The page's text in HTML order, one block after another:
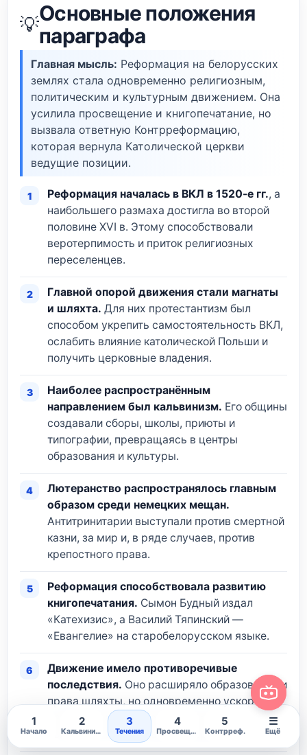
💡Основные положения
параграфа
Главная мысль: Реформация на белорусских
землях стала одновременно религиозным,
политическим и культурным движением. Она
усилила просвещение и книгопечатание, но
вызвала ответную Контрреформацию,
которая вернула Католической церкви
ведущие позиции.
Реформация началась в ВКЛ в 1520-е гг., а
наибольшего размаха достигла во второй
половине XVI в. Этому способствовали
веротерпимость и приток религиозных
переселенцев.
Главной опорой движения стали магнаты
и шляхта. Для них протестантизм был
способом укрепить самостоятельность ВКЛ,
ослабить влияние католической Польши и
получить церковные владения.
Наиболее распространённым
направлением был кальвинизм. Его общины
создавали сборы, школы, приюты и
типографии, превращаясь в центры
образования и культуры.
Лютеранство распространялось главным
образом среди немецких мещан.
Антитринитарии выступали против смертной
казни, за мир и, в ряде случаев, против
крепостного права.
Реформация способствовала развитию
книгопечатания. Сымон Будный издал
«Катехизис», а Василий Тяпинский —
«Евангелие» на старобелорусском языке.
Движение имело противоречивые
последствия. Оно расширяло образование и
права шляхты, но одновременно ускоряло
распространение польского языка и
ослабляло Православную церковь.
1
Начало
2
Кальвинизм
3
Течения
4
Просвещение
5
Контрреф.
☰
Ещё